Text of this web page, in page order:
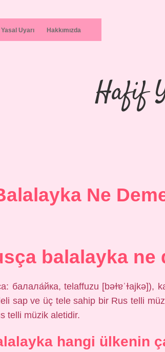
Yasal Uyarı Hakkımızda
Hafif
Ne
balalayka ne
балала́йка, telaffuzu [bəɫɐˈɫajkə]),
sap ve üç tele sahip bir Rus telli
telli müzik aletidir.
hangi ülkenin